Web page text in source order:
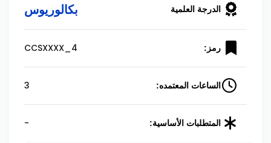
الدرجة العلمية بكالوريوس
رمز: CCSXXXX_4
الساعات المعتمده: 3
المتطلبات الأساسية: -